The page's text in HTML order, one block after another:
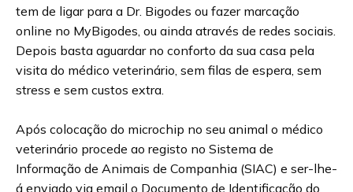
tem de ligar para a Dr. Bigodes ou fazer marcação
online no MyBigodes, ou ainda através de redes sociais.
Depois basta aguardar no conforto da sua casa pela
visita do médico veterinário, sem filas de espera, sem
stress e sem custos extra.
Após colocação do microchip no seu animal o médico
veterinário procede ao registo no Sistema de
Informação de Animais de Companhia (SIAC) e ser-lhe-
á enviado via email o Documento de Identificação do